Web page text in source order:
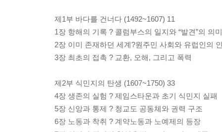
제1부 바다를 건너다 (1492~1607) 11
1장 항해의 기록 ? 콜럼부스의 일지와 “발견”의 의미
2장 이미 존재하던 세계?원주민 사회와 유럽인의
3장 최초의 접촉 ? 교환, 오해, 그리고 폭력
제2부 식민지의 탄생 (1607~1750) 33
4장 생존의 실험 ? 제임스타운과 초기 식민지 실패
5장 신앙과 통제 ? 청교도 공동체와 권력 구조
6장 노동과 착취 ? 계약노동과 노예제의 등장